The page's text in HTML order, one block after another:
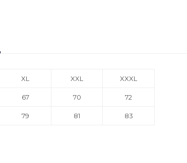
XL XXL XXXL
67 70 72
79 81 83